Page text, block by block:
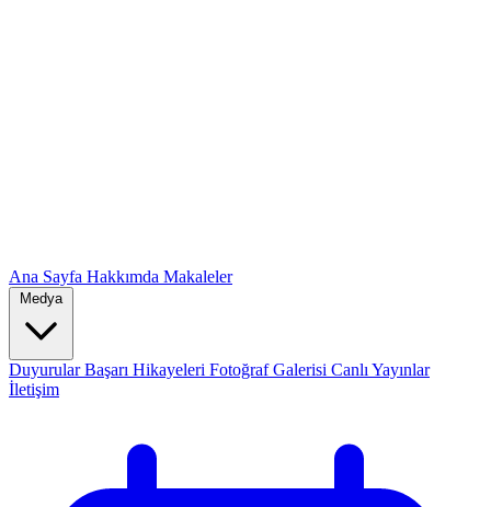
Ana Sayfa Hakkımda Makaleler
Medya
DuyurularBaşarı Hikayeleri Fotoğraf Galerisi Canlı Yayınlar
İletişim